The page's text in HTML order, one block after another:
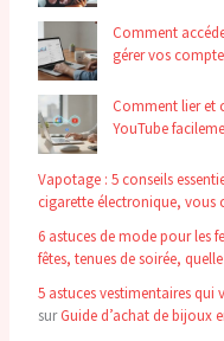
Comment
gérer vos
Comment lier et
YouTube
Vapotage : 5 conseils
cigarette électronique, vous
6 astuces de mode pour les
fêtes, tenues de soirée,
5 astuces vestimentaires
surGuide d’achat de bijoux